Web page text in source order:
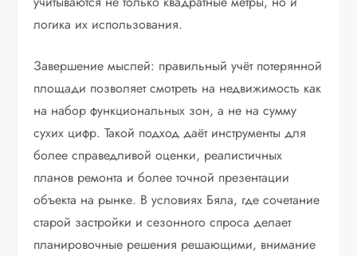
логика их использования.
Завершение мыслей: правильный учёт потерянной
площади позволяет смотреть на недвижимость как
на набор функциональных зон, а не на сумму
сухих цифр. Такой подход даёт инструменты для
более справедливой оценки, реалистичных
планов ремонта и более точной презентации
объекта на рынке. В условиях Бяла, где сочетание
старой застройки и сезонного спроса делает
планировочные решения решающими, внимание